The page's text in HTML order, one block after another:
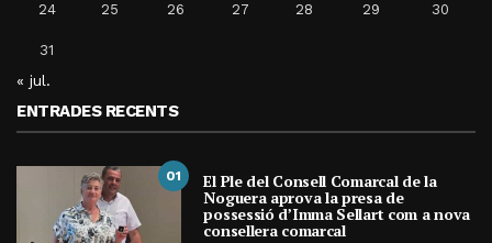
24 25 26 27 28 29 30
31
« jul.
ENTRADES RECENTS
01 El Ple del Consell Comarcal de la
Noguera aprova la presa de
possessió d’Imma Sellart com a nova
consellera comarcal